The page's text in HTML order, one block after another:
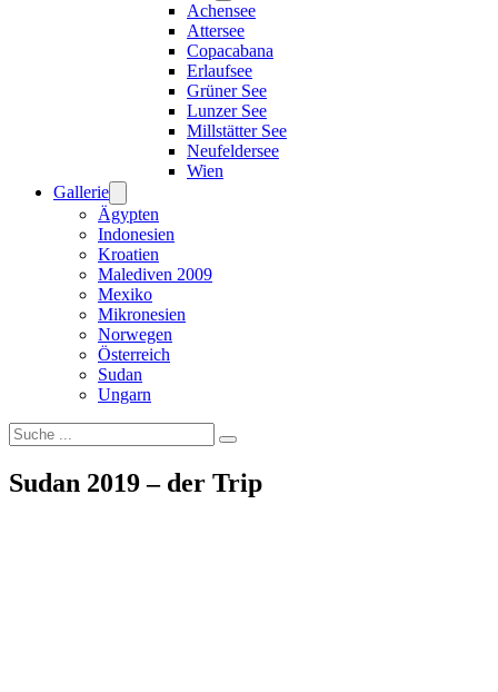
Achensee
Attersee
Copacabana
Erlaufsee
Grüner See
Lunzer See
Millstätter See
Neufeldersee
Wien
Gallerie
Ägypten
Indonesien
Kroatien
Malediven 2009
Mexiko
Mikronesien
Norwegen
Österreich
Sudan
Ungarn
Suchen
Sudan 2019 – der Trip